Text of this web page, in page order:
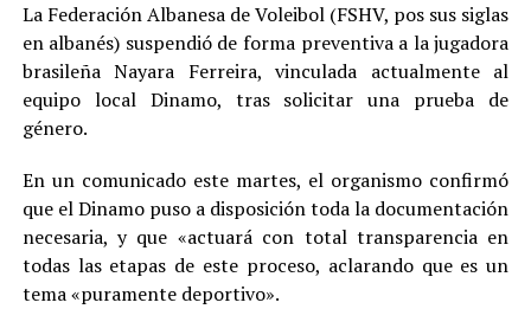
La Federación Albanesa de Voleibol (FSHV, pos sus siglas
en albanés) suspendió de forma preventiva a la jugadora
brasileña Nayara Ferreira, vinculada actualmente al
equipo local Dinamo, tras solicitar una prueba de
género.
En un comunicado este martes, el organismo confirmó
que el Dinamo puso a disposición toda la documentación
necesaria, y que «actuará con total transparencia en
todas las etapas de este proceso, aclarando que es un
tema «puramente deportivo».